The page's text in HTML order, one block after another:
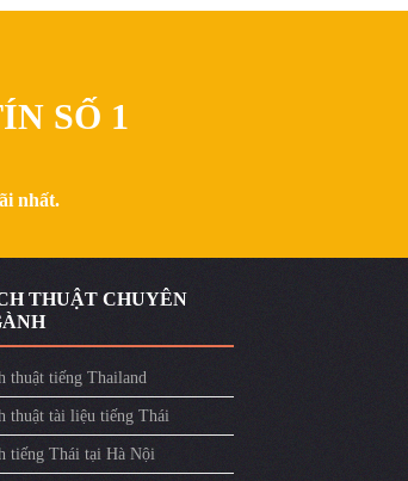
SỐ 1
nhất.
THUẬT CHUYÊN
thuật tiếng Thailand
thuật tài liệu tiếng Thái
tiếng Thái tại Hà Nội